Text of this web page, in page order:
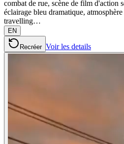
combat de rue, scène de film d'action
éclairage bleu dramatique,
travelling…
EN
Recréer Voir les details